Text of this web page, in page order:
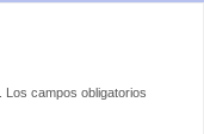
Los campos obligatorios